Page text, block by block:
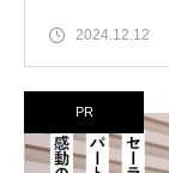
2024.12.12
PR